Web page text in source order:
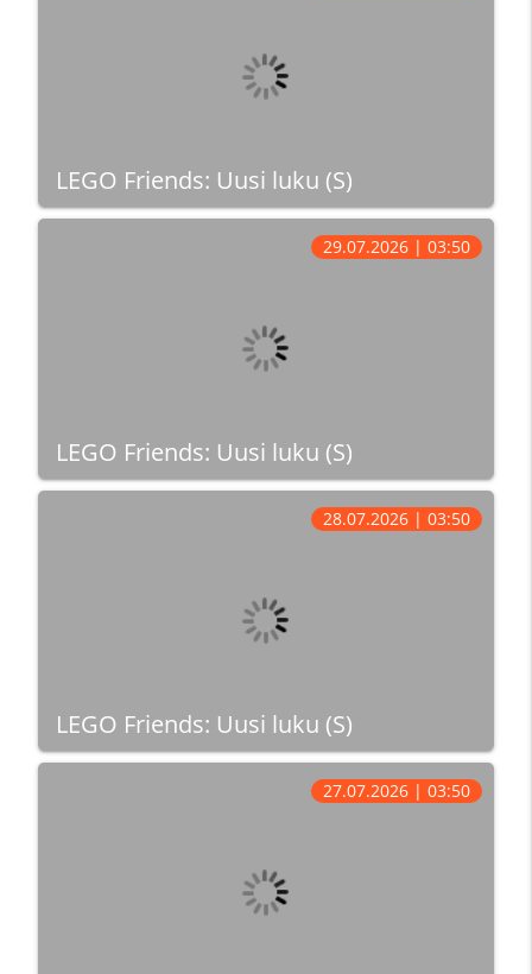
LEGO Friends: Uusi luku (S)
LEGO Friends: Uusi luku (S)
29.07.2026 | 03:50
LEGO Friends: Uusi luku (S)
28.07.2026 | 03:50
27.07.2026 | 03:50